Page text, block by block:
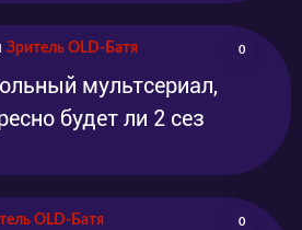
Зритель OLD-Батя 0
мультсериал,
будет ли 2 сез
OLD-Батя 0